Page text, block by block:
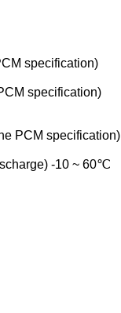
specification)
specification)
PCM specification)
-10 ~ 60℃